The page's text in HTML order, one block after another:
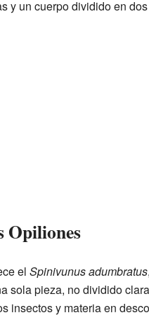
y un cuerpo dividido en
Opiliones
el Spinivunus adumbratus
sola pieza, no dividido
insectos y materia en